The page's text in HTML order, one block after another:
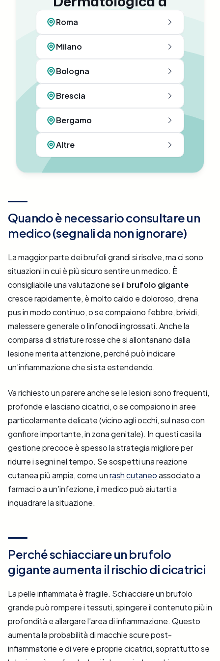
Roma
Milano
Bologna
Brescia
Bergamo
Altre
Quando è necessario consultare un
medico (segnali da non ignorare)
La maggior parte dei brufoli grandi si risolve, ma ci sono
situazioni in cui è più sicuro sentire un medico. È
consigliabile una valutazione se il brufolo gigante
cresce rapidamente, è molto caldo e doloroso, drena
pus in modo continuo, o se compaiono febbre, brividi,
malessere generale o linfonodi ingrossati. Anche la
comparsa di striature rosse che si allontanano dalla
lesione merita attenzione, perché può indicare
un’infiammazione che si sta estendendo.
Va richiesto un parere anche se le lesioni sono frequenti,
profonde e lasciano cicatrici, o se compaiono in aree
particolarmente delicate (vicino agli occhi, sul naso con
gonfiore importante, in zona genitale). In questi casi la
gestione precoce è spesso la strategia migliore per
ridurre i segni nel tempo. Se sospetti una reazione
cutanea più ampia, come unrash cutaneoassociato a
farmaci o a un’infezione, il medico può aiutarti a
inquadrare la situazione.
Perché schiacciare un brufolo
gigante aumenta il rischio di cicatrici
La pelle infiammata è fragile. Schiacciare un brufolo
grande può rompere i tessuti, spingere il contenuto più in
profondità e allargare l’area di infiammazione. Questo
aumenta la probabilità di macchie scure post-
infiammatorie e di vere e proprie cicatrici, soprattutto se